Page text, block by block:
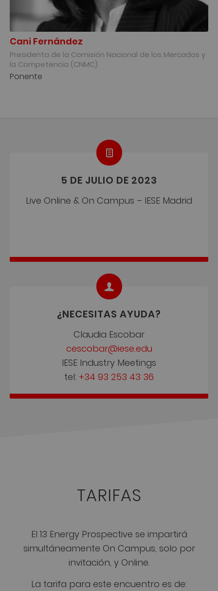
Cani Fernández
Presidenta de la Comisión Nacional de los Mercados y
la Competencia (CNMC)
Ponente
5 DE JULIO DE 2023
Live Online & On Campus – IESE Madrid
¿NECESITAS AYUDA?
Claudia Escobar
cescobar@iese.edu
IESE Industry Meetings
tel: +34 93 253 43 36
TARIFAS
El 13 Energy Prospective se impartirá
simultáneamente On Campus, solo por
invitación, y Online.
La tarifa para este encuentro es de: